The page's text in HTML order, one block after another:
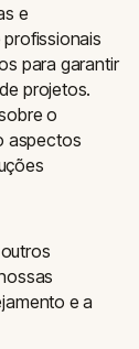
e
para garantir
projetos.
o
aspectos
e a